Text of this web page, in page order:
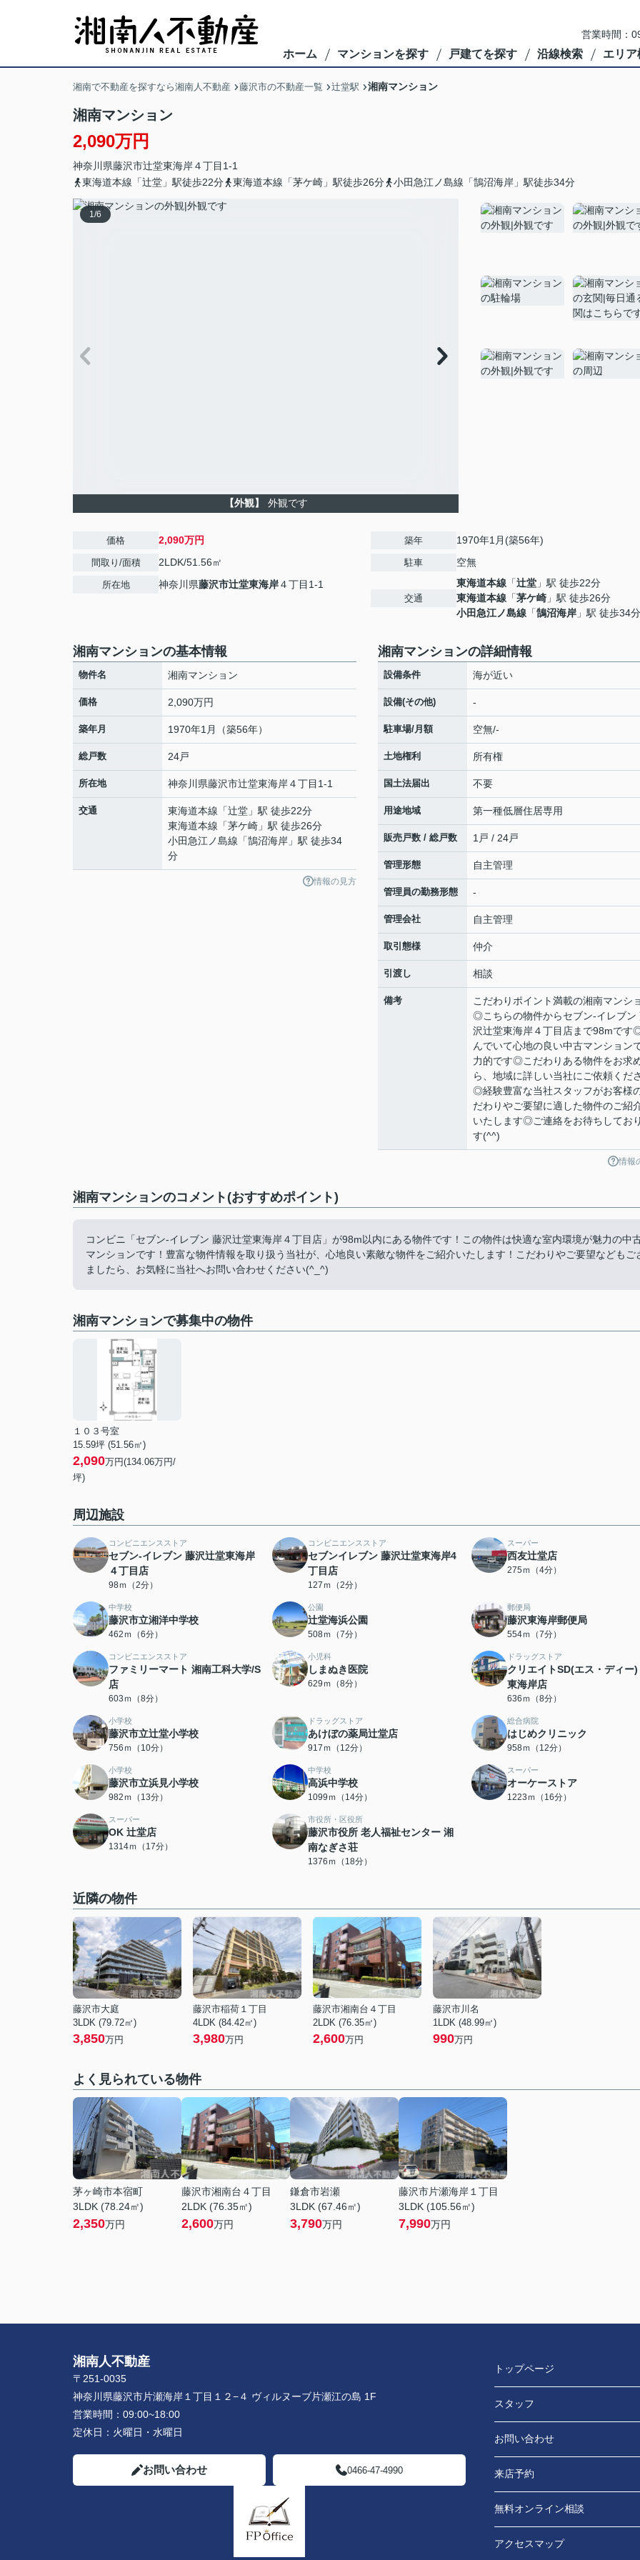
営業時間：
ホーム マンションを探す 戸建てを探す 沿線検索 エリア
湘南で不動産を探すなら湘南人不動産 藤沢市の不動産一覧 辻堂駅 湘南マンション
湘南マンション
2,090万円
神奈川県藤沢市辻堂東海岸４丁目1-1
東海道本線「辻堂」駅徒歩22分
東海道本線「茅ケ崎」駅徒歩26分 小田急江ノ島線「鵠沼海岸」駅徒歩34分
1/6
【外観】 外観です
価格 2,090万円
間取り/面積 2LDK/51.56㎡
所在地 神奈川県藤沢市辻堂東海岸４丁目1-1
築年 1970年1月(築56年)
駐車 空無
交通
東海道本線 「辻堂 」駅 徒歩22分
東海道本線 「茅ケ崎 」駅 徒歩26分
小田急江ノ島線 「鵠沼海岸 」駅 徒歩34分
湘南マンションの基本情報
物件名 湘南マンション
価格 2,090万円
築年月 1970年1月（築56年）
総戸数 24戸
所在地 神奈川県藤沢市辻堂東海岸４丁目1-1
交通 東海道本線 「辻堂 」駅 徒歩22分
東海道本線 「茅ケ崎 」駅 徒歩26分
小田急江ノ島線 「鵠沼海岸 」駅 徒歩34
分
情報の見方
湘南マンションの詳細情報
設備条件 海が近い
設備(その他) -
駐車場/月額 空無/-
土地権利 所有権
国土法届出 不要
用途地域 第一種低層住居専用
販売戸数 / 総戸数 1戸 / 24戸
管理形態 自主管理
管理員の勤務形態 -
管理会社 自主管理
取引態様 仲介
引渡し 相談
備考
こだわりポイント満載の湘南マンシ
◎こちらの物件からセブン-イレブン
沢辻堂東海岸４丁目店まで98mです
んでいて心地の良い中古マンション
力的です◎こだわりある物件をお求
ら、地域に詳しい当社にご依頼くだ
◎経験豊富な当社スタッフがお客様
だわりやご要望に適した物件のご紹
いたします◎ご連絡をお待ちしてお
す(^^)
情報
湘南マンションのコメント(おすすめポイント)
コンビニ「セブン-イレブン 藤沢辻堂東海岸４丁目店」が98m以内にある物件です！この物件は快適な室内環境が魅力の中
マンションです！豊富な物件情報を取り扱う当社が、心地良い素敵な物件をご紹介いたします！こだわりやご要望などもご
ましたら、お気軽に当社へお問い合わせください(^_^)
湘南マンションで募集中の物件
１０３号室
15.59坪 (51.56㎡)
2,090万円(134.06万円/
坪)
周辺施設
コンビニエンスストア
セブン-イレブン 藤沢辻堂東海岸
４丁目店
98ｍ（2分）
コンビニエンスストア
セブンイレブン 藤沢辻堂東海岸4
丁目店
127ｍ（2分）
スーパー
西友辻堂店
275ｍ（4分）
中学校
藤沢市立湘洋中学校
462ｍ（6分）
公園
辻堂海浜公園
508ｍ（7分）
郵便局
藤沢東海岸郵便局
554ｍ（7分）
コンビニエンスストア
ファミリーマート 湘南工科大学/S
店
603ｍ（8分）
小児科
しまぬき医院
629ｍ（8分）
ドラッグストア
クリエイトSD(エス・ディー
東海岸店
636ｍ（8分）
小学校
藤沢市立辻堂小学校
756ｍ（10分）
ドラッグストア
あけぼの薬局辻堂店
917ｍ（12分）
総合病院
はじめクリニック
958ｍ（12分）
小学校
藤沢市立浜見小学校
982ｍ（13分）
中学校
高浜中学校
1099ｍ（14分）
スーパー
オーケーストア
1223ｍ（16分）
スーパー
OK 辻堂店
1314ｍ（17分）
市役所・区役所
藤沢市役所 老人福祉センター 湘
南なぎさ荘
1376ｍ（18分）
近隣の物件
藤沢市大庭
3LDK (79.72㎡)
3,850万円
藤沢市稲荷１丁目
4LDK (84.42㎡)
3,980万円
藤沢市湘南台４丁目
2LDK (76.35㎡)
2,600万円
藤沢市川名
1LDK (48.99㎡)
990万円
よく見られている物件
茅ヶ崎市本宿町
3LDK (78.24㎡)
2,350万円
藤沢市湘南台４丁目
2LDK (76.35㎡)
2,600万円
鎌倉市岩瀬
3LDK (67.46㎡)
3,790万円
藤沢市片瀬海岸１丁目
3LDK (105.56㎡)
7,990万円
湘南人不動産
〒251-0035
神奈川県藤沢市片瀬海岸１丁目１２−４ ヴィルヌーブ片瀬江の島 1F
営業時間： 09:00~18:00
定休日： 火曜日・水曜日
お問い合わせ 0466-47-4990
トップページ
スタッフ
お問い合わせ
来店予約
無料オンライン相談
アクセスマップ